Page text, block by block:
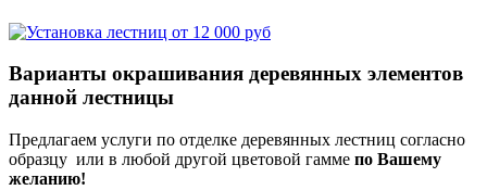
Варианты окрашивания деревянных элементов
данной лестницы
Предлагаем услуги по отделке деревянных лестниц согласно
образцу или в любой другой цветовой гамме по Вашему
желанию!